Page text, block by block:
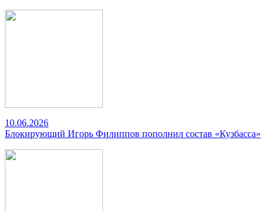
10.06.2026
Блокирующий Игорь Филиппов пополнил состав «Кузбасса»